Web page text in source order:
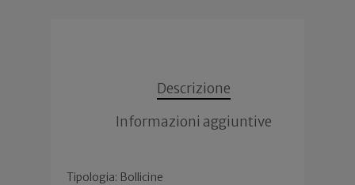
Descrizione
Informazioni aggiuntive
Tipologia: Bollicine